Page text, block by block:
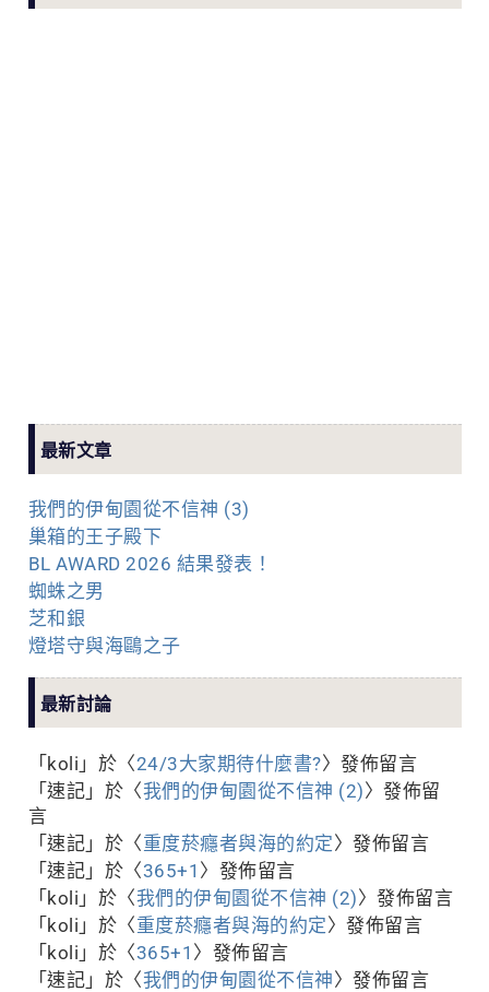
最新文章
我們的伊甸園從不信神 (3)
巢箱的王子殿下
BL AWARD 2026 結果發表！
蜘蛛之男
芝和銀
燈塔守與海鷗之子
最新討論
「koli 」於〈24/3大家期待什麼書?〉發佈留言
「速記 」於〈我們的伊甸園從不信神 (2)〉發佈留
言
「速記 」於〈重度菸癮者與海的約定〉發佈留言
「速記 」於〈365+1 〉發佈留言
「koli 」於〈我們的伊甸園從不信神 (2)〉發佈留言
「koli 」於〈重度菸癮者與海的約定〉發佈留言
「koli 」於〈365+1 〉發佈留言
「速記 」於〈我們的伊甸園從不信神〉發佈留言